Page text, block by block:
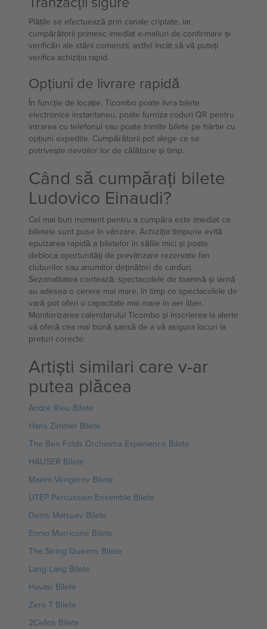
Plățile se efectuează prin canale criptate, iar
cumpărătorii primesc imediat e-mailuri de confirmare și
verificări ale stării comenzii, astfel încât să vă puteți
verifica achiziția rapid.
Opțiuni de livrare rapidă
În funcție de locație, Ticombo poate livra bilete
electronice instantaneu, poate furniza coduri QR pentru
intrarea cu telefonul sau poate trimite bilete pe hârtie cu
opțiuni expedite. Cumpărătorii pot alege ce se
potrivește nevoilor lor de călătorie și timp.
Când să cumpărați bilete
Ludovico Einaudi?
Cel mai bun moment pentru a cumpăra este imediat ce
biletele sunt puse în vânzare. Achiziția timpurie evită
epuizarea rapidă a biletelor în sălile mici și poate
debloca oportunități de prevânzare rezervate fan
cluburilor sau anumitor deținători de carduri.
Sezonalitatea contează: spectacolele de toamnă și iarnă
au adesea o cerere mai mare, în timp ce spectacolele de
vară pot oferi o capacitate mai mare în aer liber.
Monitorizarea calendarului Ticombo și înscrierea la alerte
vă oferă cea mai bună șansă de a vă asigura locuri la
prețuri corecte.
Artiști similari care v-ar
putea plăcea
André Rieu Bilete
Hans Zimmer Bilete
The Ben Folds Orchestra Experience Bilete
HAUSER Bilete
Maxim Vengerov Bilete
UTEP Percussion Ensemble Bilete
Denis Matsuev Bilete
Ennio Morricone Bilete
The String Queens Bilete
Lang Lang Bilete
Havasi Bilete
Zero T Bilete
2Cellos Bilete